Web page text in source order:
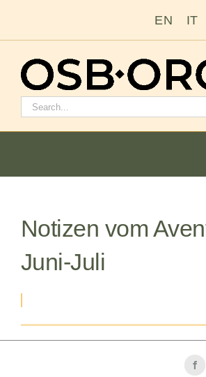
EN IT
Suchen
Unsere Wurzeln
Mönch oder Nonne werden
Notizen vom
Juni-Juli